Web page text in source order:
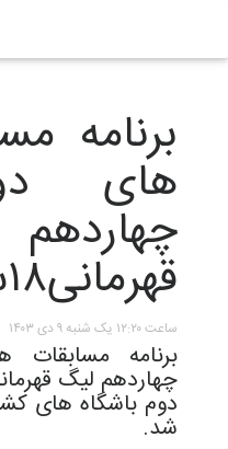
برنامه
های
قهرمانی۱۸سال
ساعت ۱۲:۲۰ یک شنبه ۹ دی ۱۴۰۳
برنامه مسابقات
شد.